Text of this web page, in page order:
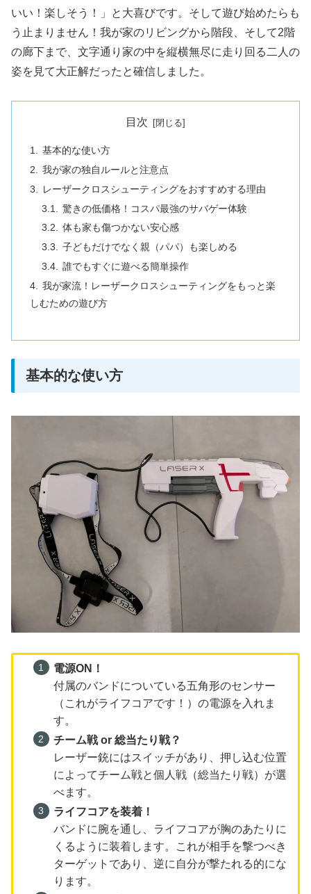
いい！楽しそう！」と大喜びです。そして遊び始めたらも
う止まりません！我が家のリビングから階段、そして2階
の廊下まで、文字通り家の中を縦横無尽に走り回る二人の
姿を見て大正解だったと確信しました。
目次
基本的な使い方
我が家の独自ルールと注意点
レーザークロスシューティングをおすすめする理由
驚きの低価格！コスパ最強のサバゲー体験
体も家も傷つかない安心感
子どもだけでなく親（パパ）も楽しめる
誰でもすぐに遊べる簡単操作
我が家流！レーザークロスシューティングをもっと楽
しむための遊び方
基本的な使い方
電源ON！
付属のバンドについている五角形のセンサー
（これがライフコアです！）の電源を入れま
す。
チーム戦 or 総当たり戦？
レーザー銃にはスイッチがあり、押し込む位置
によってチーム戦と個人戦（総当たり戦）が選
べます。
ライフコアを装着！
バンドに腕を通し、ライフコアが胸のあたりに
くるように装着します。これが相手を撃つべき
ターゲットであり、逆に自分が撃たれる的にな
ります。